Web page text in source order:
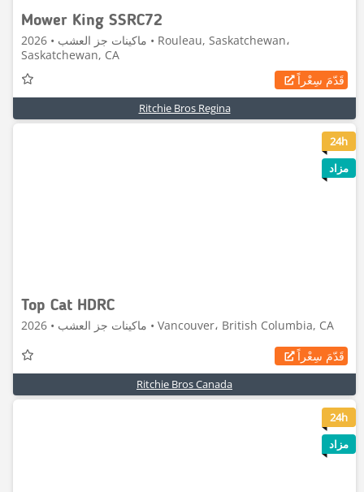
Mower King SSRC72
ماكينات جز العشب • 2026 • Rouleau, Saskatchewan،
Saskatchewan, CA
قَدّمَ سِعْراً
Ritchie Bros Regina
6
Top Cat HDRC
ماكينات جز العشب • 2026 • Vancouver، British Columbia, CA
قَدّمَ سِعْراً
Ritchie Bros Canada
24h
مزاد
8
24h
مزاد